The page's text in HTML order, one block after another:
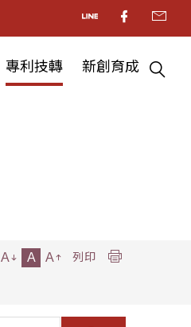
專利技轉 新創育成
A A A 列印